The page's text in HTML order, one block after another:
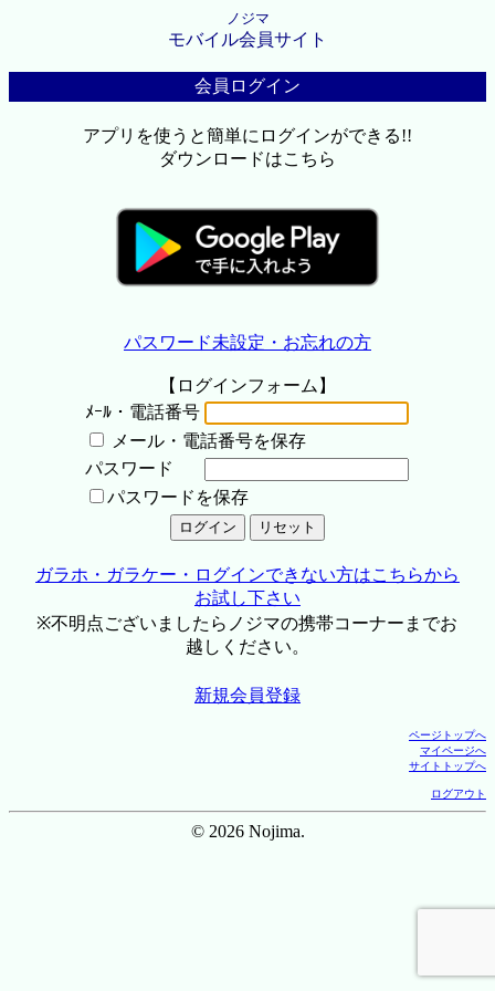
ノジマ
モバイル会員サイト
会員ログイン
アプリを使うと簡単にログインができる!!
ダウンロードはこちら
パスワード未設定・お忘れの方
【ログインフォーム】
ﾒｰﾙ・電話番号
メール・電話番号を保存
パスワード
パスワードを保存
ガラホ・ガラケー・ログインできない方はこちらから
お試し下さい
※不明点ございましたらノジマの携帯コーナーまでお
越しください。
新規会員登録
ページトップへ
マイページへ
サイトトップへ
ログアウト
© 2026 Nojima.